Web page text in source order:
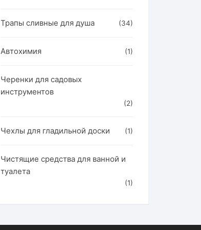
Трапы сливные для душа (34)
Автохимия (1)
Черенки для садовых
инструментов
(2)
Чехлы для гладильной доски (1)
Чистящие средства для ванной и
туалета
(1)